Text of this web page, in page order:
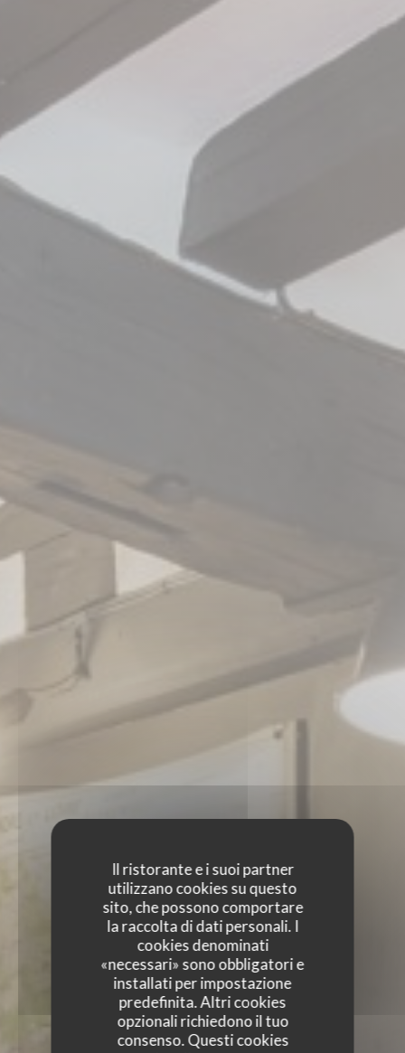
Il ristorante e i suoi partner
utilizzano cookies su questo
sito, che possono comportare
la raccolta di dati personali. I
cookies denominati
«necessari» sono obbligatori e
installati per impostazione
predefinita. Altri cookies
opzionali richiedono il tuo
consenso. Questi cookies